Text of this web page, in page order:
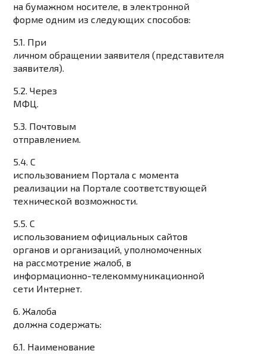
на бумажном носителе, в электронной
форме одним из следующих способов:
5.1. При
личном обращении заявителя (представителя
заявителя).
5.2. Через
МФЦ.
5.3. Почтовым
отправлением.
5.4. С
использованием Портала с момента
реализации на Портале соответствующей
технической возможности.
5.5. С
использованием официальных сайтов
органов и организаций, уполномоченных
на рассмотрение жалоб, в
информационно-телекоммуникационной
сети Интернет.
6. Жалоба
должна содержать:
6.1. Наименование